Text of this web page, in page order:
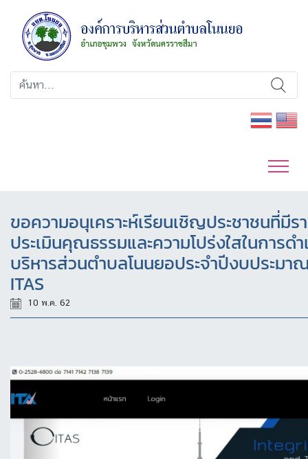
ขอความอนุเคราะห์เรียนเชิญประชาชนที่มี
ประเมินคุณธรรมและความโปร่งใสในการด
บริหารส่วนตำบลโนนยอประจำปีงบประม
ITAS
10 พ.ค. 62